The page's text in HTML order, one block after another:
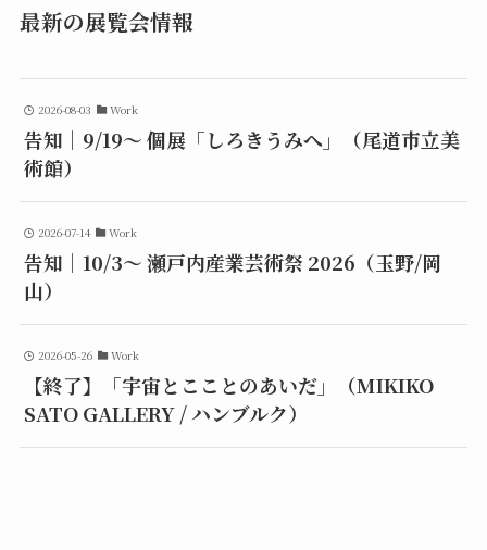
最新の展覧会情報
2026-08-03 Work
告知｜9/19〜 個展「しろきうみへ」（尾道市立美
術館）
2026-07-14 Work
告知｜10/3〜 瀬戸内産業芸術祭 2026（玉野/岡
山）
2026-05-26 Work
【終了】「宇宙とこことのあいだ」（MIKIKO
SATO GALLERY / ハンブルク）